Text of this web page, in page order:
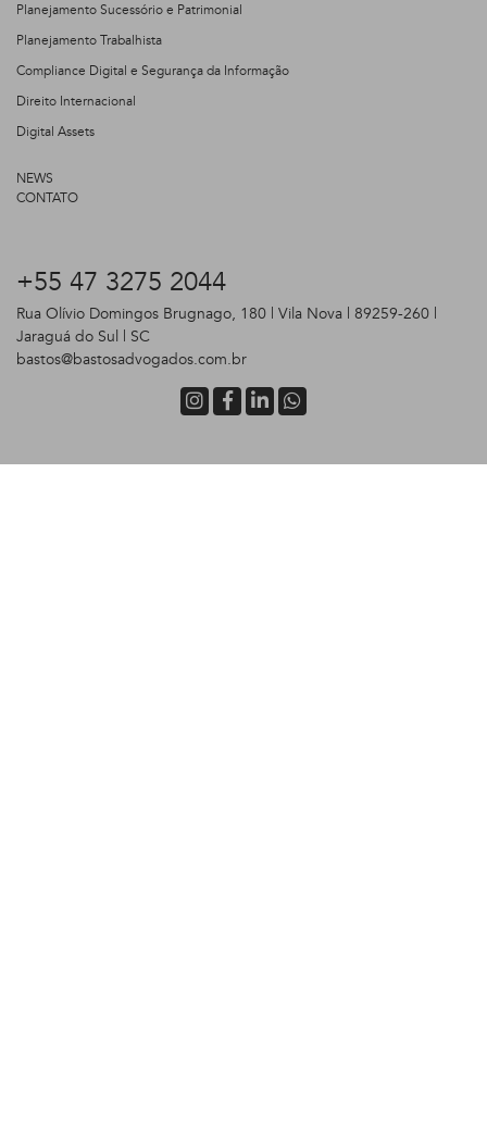
Planejamento Sucessório e Patrimonial
Planejamento Trabalhista
Compliance Digital e Segurança da Informação
Direito Internacional
Digital Assets
NEWS
CONTATO
+55 47 3275 2044
Rua Olívio Domingos Brugnago, 180 | Vila Nova | 89259-260 |
Jaraguá do Sul | SC
bastos@bastosadvogados.com.br